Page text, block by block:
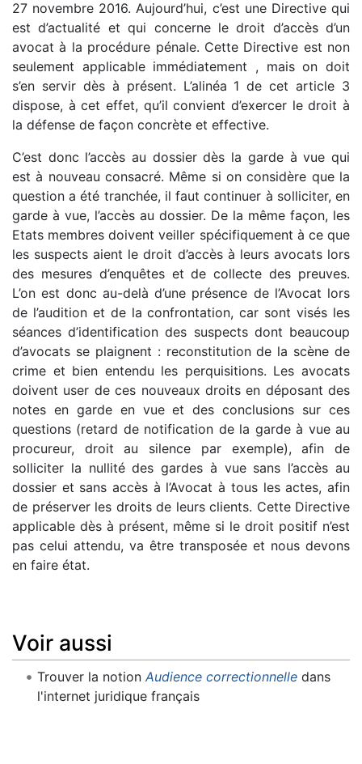
27 novembre 2016. Aujourd’hui, c’est une Directive qui
est d’actualité et qui concerne le droit d’accès d’un
avocat à la procédure pénale. Cette Directive est non
seulement applicable immédiatement , mais on doit
s’en servir dès à présent. L’alinéa 1 de cet article 3
dispose, à cet effet, qu’il convient d’exercer le droit à
la défense de façon concrète et effective.
C’est donc l’accès au dossier dès la garde à vue qui
est à nouveau consacré. Même si on considère que la
question a été tranchée, il faut continuer à solliciter, en
garde à vue, l’accès au dossier. De la même façon, les
Etats membres doivent veiller spécifiquement à ce que
les suspects aient le droit d’accès à leurs avocats lors
des mesures d’enquêtes et de collecte des preuves.
L’on est donc au-delà d’une présence de l’Avocat lors
de l’audition et de la confrontation, car sont visés les
séances d’identification des suspects dont beaucoup
d’avocats se plaignent : reconstitution de la scène de
crime et bien entendu les perquisitions. Les avocats
doivent user de ces nouveaux droits en déposant des
notes en garde en vue et des conclusions sur ces
questions (retard de notification de la garde à vue au
procureur, droit au silence par exemple), afin de
solliciter la nullité des gardes à vue sans l’accès au
dossier et sans accès à l’Avocat à tous les actes, afin
de préserver les droits de leurs clients. Cette Directive
applicable dès à présent, même si le droit positif n’est
pas celui attendu, va être transposée et nous devons
en faire état.
Voir aussi
Trouver la notion Audience correctionnelledans
l'internet juridique français